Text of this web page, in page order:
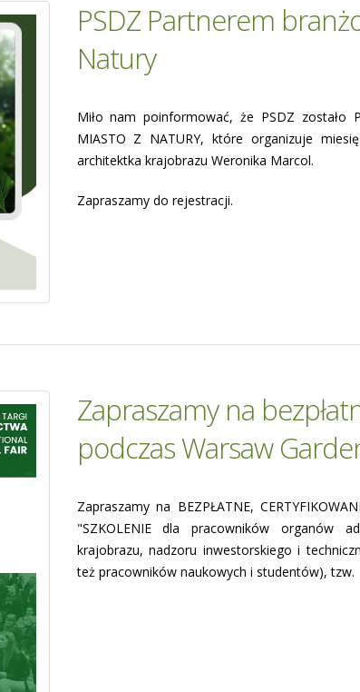
PSDZ Partnerem
Natury
Miło nam poinformować, że PSDZ zostało
MIASTO Z NATURY, które organizuje
architektka krajobrazu Weronika Marcol.
Zapraszamy do rejestracji.
Zapraszamy na
podczas Warsaw
Zapraszamy na BEZPŁATNE,
"SZKOLENIE dla pracowników organów
krajobrazu, nadzoru inwestorskiego i
też pracowników naukowych i studentów), tzw.